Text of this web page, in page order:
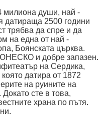
милиона души, най -
датираща 2500 години
трябва да спре и да
на една от най -
Боянската църква.
и добре запазен.
на Сердика,
датира от 1872
на руините на
сте в това,
храна по пътя.